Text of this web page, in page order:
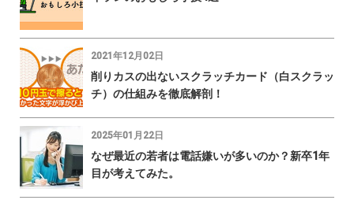
2021年12月02日
削りカスの出ないスクラッチカード（白スクラッ
チ）の仕組みを徹底解剖！
2025年01月22日
なぜ最近の若者は電話嫌いが多いのか？新卒1年
目が考えてみた。